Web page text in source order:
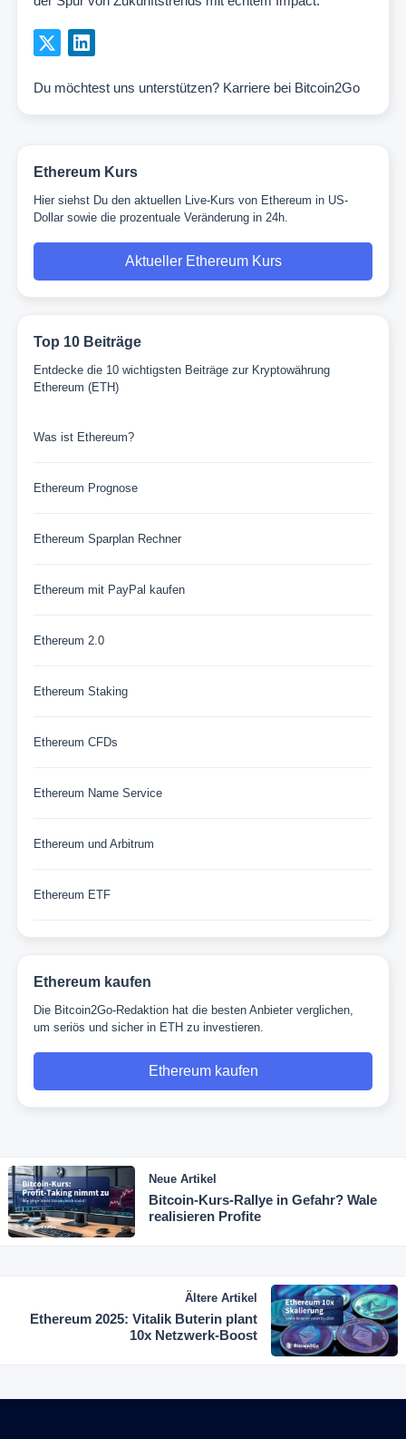
Du möchtest uns unterstützen? Karriere bei Bitcoin2Go
Ethereum Kurs
Hier siehst Du den aktuellen Live-Kurs von Ethereum in US-
Dollar sowie die prozentuale Veränderung in 24h.
Aktueller Ethereum Kurs
Top 10 Beiträge
Entdecke die 10 wichtigsten Beiträge zur Kryptowährung
Ethereum (ETH)
Was ist Ethereum?
Ethereum Prognose
Ethereum Sparplan Rechner
Ethereum mit PayPal kaufen
Ethereum 2.0
Ethereum Staking
Ethereum CFDs
Ethereum Name Service
Ethereum und Arbitrum
Ethereum ETF
Ethereum kaufen
Die Bitcoin2Go-Redaktion hat die besten Anbieter verglichen,
um seriös und sicher in ETH zu investieren.
Ethereum kaufen
Neue Artikel
Bitcoin-Kurs-Rallye in Gefahr? Wale
realisieren Profite
Ältere Artikel
Ethereum 2025: Vitalik Buterin plant
10x Netzwerk-Boost